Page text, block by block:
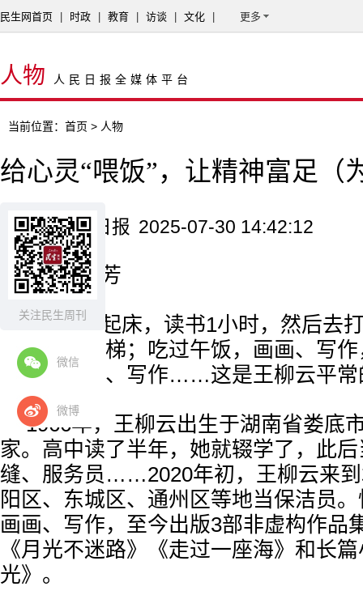
关注民生周刊
微信
微博
民生网首页 时政 教育 访谈 文化 更多
人物 人民日报全媒体平台
当前位置： 首页 > 人物
给心灵“喂饭”，让精神富足（
来源：人民日报 2025-07-30 14:42:12
记者 施 芳
早晨5点起床，读书1小时，然后去
域和居民楼梯；吃过午饭，画画、写
下班后画画、写作……这是王柳云平常
1966年，王柳云出生于湖南省娄底
家。高中读了半年，她就辍学了，此
缝、服务员……2020年初，王柳云来
阳区、东城区、通州区等地当保洁员
画画、写作，至今出版3部非虚构作品
《月光不迷路》《走过一座海》和长
光》。